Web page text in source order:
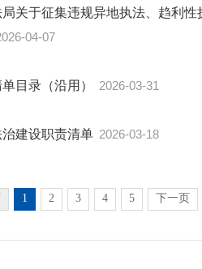
局关于征集违规异地执法、趋利
04-07
目录（沿用） 2026-03-31
建设职责清单 2026-03-18
1 2 3 4 5 下一页